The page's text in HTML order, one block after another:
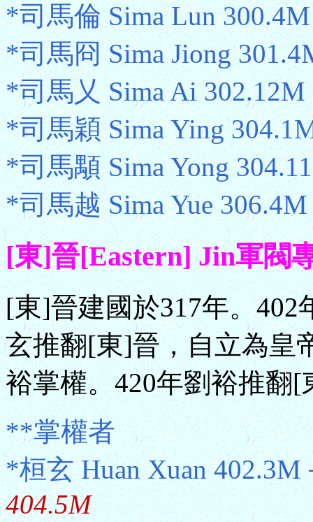
*司馬倫 Sima Lun
*司馬冏 Sima Jiong
*司馬乂 Sima Ai
*司馬穎 Sima Ying
*司馬顒 Sima Yong
*司馬越 Sima Yue
[東]晉[Eastern] Jin軍閥
[東]晉建國於317年。402
玄推翻[東]晉，自立為皇
裕掌權。420年劉裕推翻
**掌權者
*桓玄 Huan Xuan
404.5M